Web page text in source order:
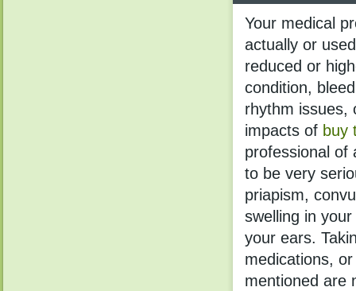
Your medical
actually or
reduced or
condition,
rhythm issues,
impacts of buy
professional of
to be very
priapism,
swelling in
your ears.
medications,
mentioned are